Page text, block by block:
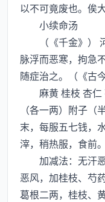
以不可竟废也。俟
小续命汤
（《千金》） 河
脉浮而恶寒，拘急
随症治之。（《古
麻黄 桂枝 杏仁
（各一两）附子
末，每服五七钱，
滓，稍热服，食前。
加减法：无汗恶
恶风，加桂枝、芍
葛根二两，桂枝、